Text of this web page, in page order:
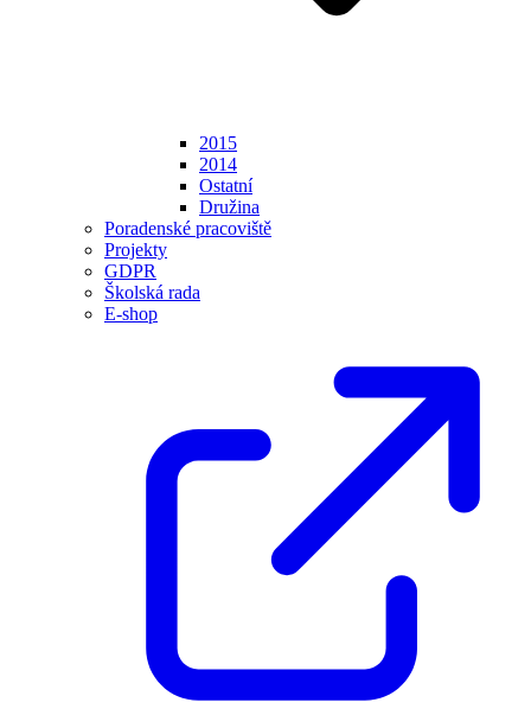
2015
2014
Ostatní
Družina
Poradenské pracoviště
Projekty
GDPR
Školská rada
E-shop